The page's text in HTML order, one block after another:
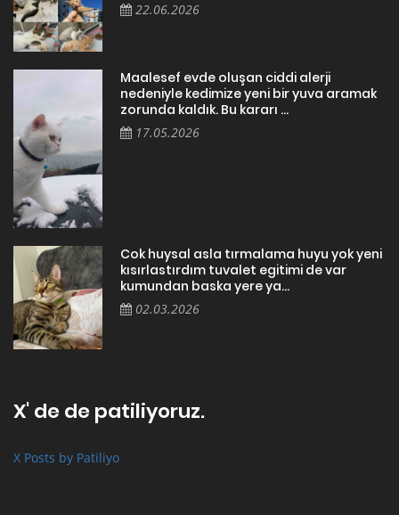
22.06.2026
Maalesef evde oluşan ciddi alerji
nedeniyle kedimize yeni bir yuva aramak
zorunda kaldık. Bu kararı ...
17.05.2026
Cok huysal asla tırmalama huyu yok yeni
kısırlastırdım tuvalet egitimi de var
kumundan baska yere ya...
02.03.2026
X' de de patiliyoruz.
X Posts by Patiliyo